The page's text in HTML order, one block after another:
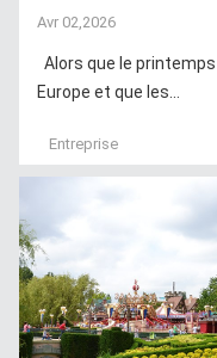
Avr 02,2026
Alors que le printemps
Europe et que les...
Entreprise